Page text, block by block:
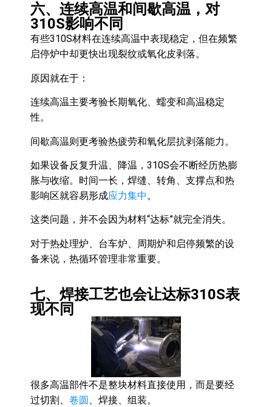
六、连续高温和间歇高温，对
310S影响不同
有些310S材料在连续高温中表现稳定，但在频繁
启停炉中却更快出现裂纹或氧化皮剥落。
原因就在于：
连续高温主要考验长期氧化、蠕变和高温稳定
性。
间歇高温则更考验热疲劳和氧化层抗剥落能力。
如果设备反复升温、降温，310S会不断经历热膨
胀与收缩。时间一长，焊缝、转角、支撑点和热
影响区就容易形成应力集中。
这类问题，并不会因为材料“达标”就完全消失。
对于热处理炉、台车炉、周期炉和启停频繁的设
备来说，热循环管理非常重要。
七、焊接工艺也会让达标310S表
现不同
很多高温部件不是整块材料直接使用，而是要经
过切割、 卷圆 、焊接、组装。